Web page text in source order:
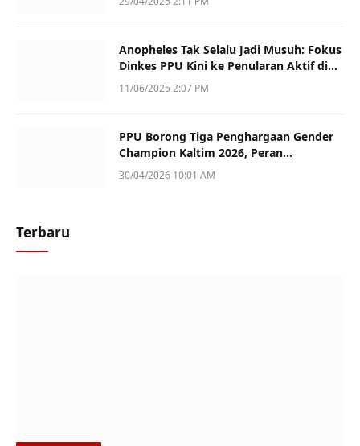
Anopheles Tak Selalu Jadi Musuh: Fokus
Dinkes PPU Kini ke Penularan Aktif di
Sotek
11/06/2025 2:07 PM
PPU Borong Tiga Penghargaan Gender
Champion Kaltim 2026, Peran
Perempuan Jadi Sorotan
30/04/2026 10:01 AM
Terbaru